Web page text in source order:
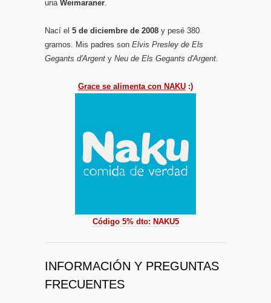
una Weimaraner.
Nací el 5 de diciembre de 2008 y pesé 380
gramos. Mis padres son Elvis Presley de Els
Gegants d'Argent y Neu de Els Gegants d'Argent.
Grace se alimenta con NAKU :)
Código 5% dto: NAKU5
INFORMACIÓN Y PREGUNTAS
FRECUENTES